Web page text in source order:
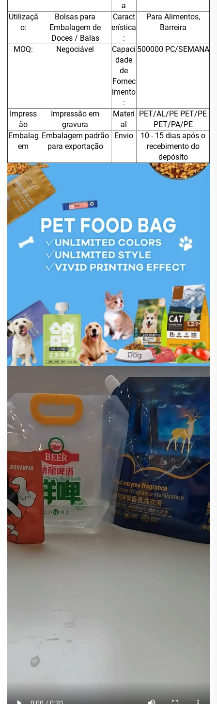
a
Utilizaçã
o:
Bolsas para
Embalagem de
Doces / Balas
Caract
erística
:
Para Alimentos,
Barreira
MOQ: Negociável
Capaci
dade
de
Fornec
imento
:
500000 PC/SEMANA
Impress
ão
Impressão em
gravura
Materi
al
PET/AL/PE PET/PE
PET/PA/PE
Embalag
em
Embalagem padrão
para exportação
Envio
10 - 15 dias após o
recebimento do
depósito